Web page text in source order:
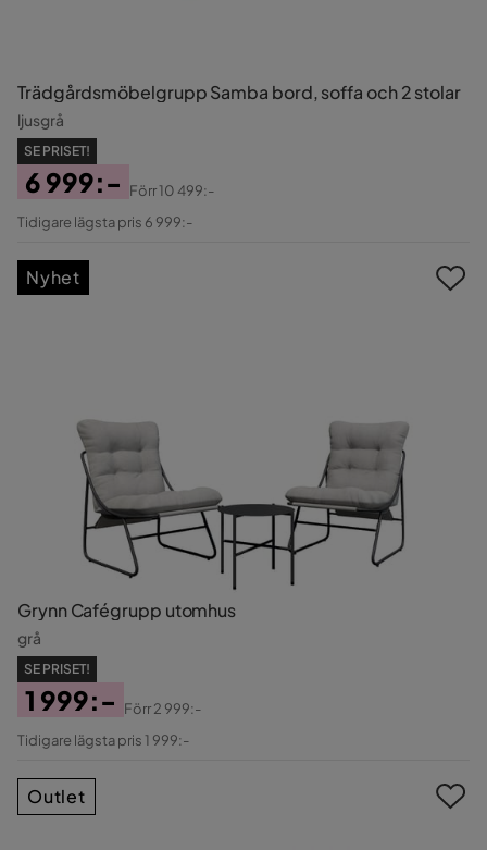
Trädgårdsmöbelgrupp Samba bord, soffa och 2 stolar
ljusgrå
SE PRISET!
Pris
6 999:-
Original
Förr10 499:-
Tidigare lägsta pris 6 999:-
Grynn Cafégrupp utomhus
grå
SE PRISET!
Pris
1 999:-
Original
Förr2 999:-
Tidigare lägsta pris 1 999:-
Nyhet
Outlet